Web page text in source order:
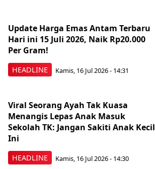
HEADLINE
Update Harga Emas Antam Terbaru
Hari ini 15 Juli 2026, Naik Rp20.000
Per Gram!
Kamis, 16 Jul 2026 - 14:31
HEADLINE
Viral Seorang Ayah Tak Kuasa
Menangis Lepas Anak Masuk
Sekolah TK: Jangan Sakiti Anak Kecil
Ini
Kamis, 16 Jul 2026 - 14:30